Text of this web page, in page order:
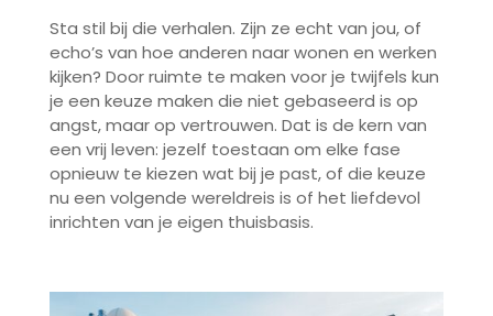
Sta stil bij die verhalen. Zijn ze echt van jou, of
echo’s van hoe anderen naar wonen en werken
kijken? Door ruimte te maken voor je twijfels kun
je een keuze maken die niet gebaseerd is op
angst, maar op vertrouwen. Dat is de kern van
een vrij leven: jezelf toestaan om elke fase
opnieuw te kiezen wat bij je past, of die keuze
nu een volgende wereldreis is of het liefdevol
inrichten van je eigen thuisbasis.